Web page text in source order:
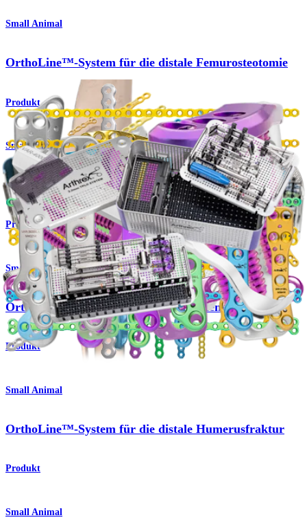
Small Animal
OrthoLine™-System für die distale Femurosteotomie
Produkt
Small Animal
OrthoLine™-Radiusfraktursystem
Produkt
Small Animal
OrthoLine™ Schneidbares Plattensystem
Produkt
Small Animal
OrthoLine™-System für die distale Humerusfraktur
Produkt
Small Animal